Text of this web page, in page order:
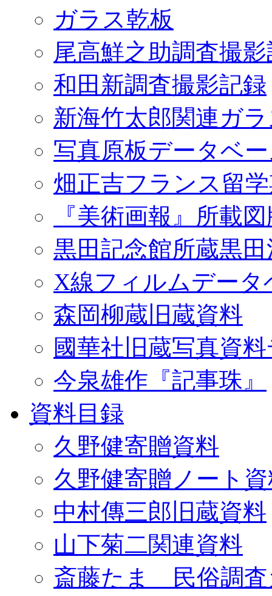
ガラス乾板
尾高鮮之助調査撮
和田新調査撮影記録
新海竹太郎関連ガ
写真原板データベ
畑正吉フランス留
『美術画報』所載
黒田記念館所蔵黒
X線フィルムデータ
森岡柳蔵旧蔵資料
國華社旧蔵写真資
今泉雄作『記事珠』
資料目録
久野健寄贈資料
久野健寄贈ノート
中村傳三郎旧蔵資料
山下菊二関連資料
斎藤たま 民俗調査